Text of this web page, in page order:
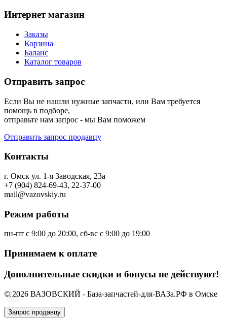
Интернет магазин
Заказы
Корзина
Баланс
Каталог товаров
Отправить запрос
Если Вы не нашли нужные запчасти, или Вам требуется
помощь в подборе,
отправьте нам запрос - мы Вам поможем
Отправить запрос продавцу
Контакты
г. Омск ул. 1-я Заводская, 23а
+7 (904) 824-69-43, 22-37-00
mail@vazovskiy.ru
Режим работы
пн-пт с 9:00 до 20:00, сб-вс с 9:00 до 19:00
Принимаем к оплате
Дополнительные скидки и бонусы не действуют!
© 2026 ВАЗОВСКИЙ - База-запчастей-для-ВАЗа.РФ в Омске
Запрос продавцу